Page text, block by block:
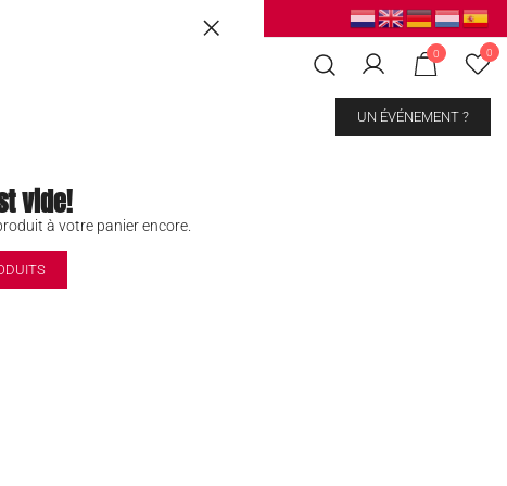
vide!
à votre panier encore.
Mons Les Grands Prés
0 0
UN ÉVÉNEMENT ?